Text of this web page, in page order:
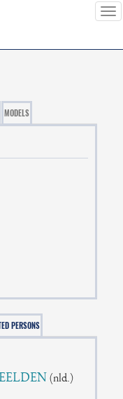
MODELS
PERSONS
(nld.)